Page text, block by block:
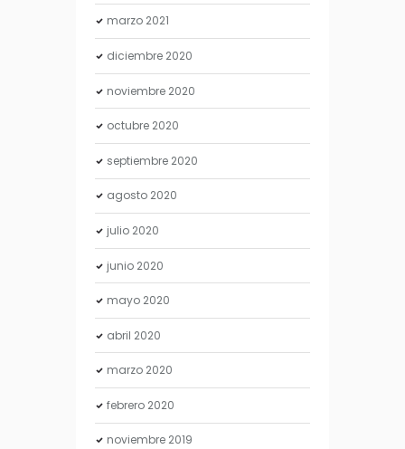
marzo 2021
diciembre 2020
noviembre 2020
octubre 2020
septiembre 2020
agosto 2020
julio 2020
junio 2020
mayo 2020
abril 2020
marzo 2020
febrero 2020
noviembre 2019